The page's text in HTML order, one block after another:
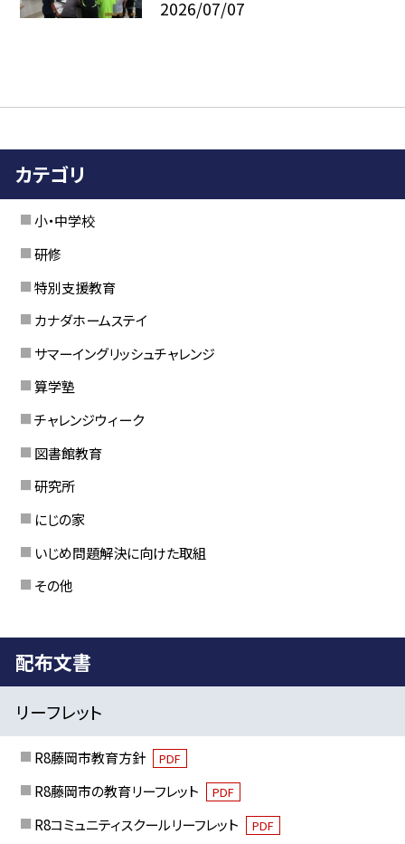
2026/07/07
カテゴリ
小・中学校
研修
特別支援教育
カナダホームステイ
サマーイングリッシュチャレンジ
算学塾
チャレンジウィーク
図書館教育
研究所
にじの家
いじめ問題解決に向けた取組
その他
配布文書
リーフレット
R8藤岡市教育方針 PDF
R8藤岡市の教育リーフレット PDF
R8コミュニティスクールリーフレット PDF